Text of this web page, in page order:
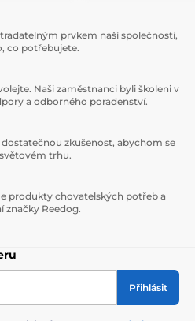
prvkem naší společnosti,
co potřebujete.
Naši zaměstnanci byli školeni v
a odborného poradenství.
zkušenost, abychom se
trhu.
produkty chovatelských potřeb a
Reedog.
Přihlásit